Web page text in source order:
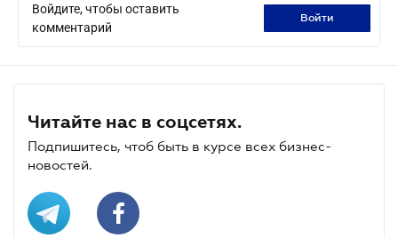
Войдите, чтобы оставить
комментарий
войти
Читайте нас в соцсетях.
Подпишитесь, чтоб быть в курсе всех бизнес-
новостей.